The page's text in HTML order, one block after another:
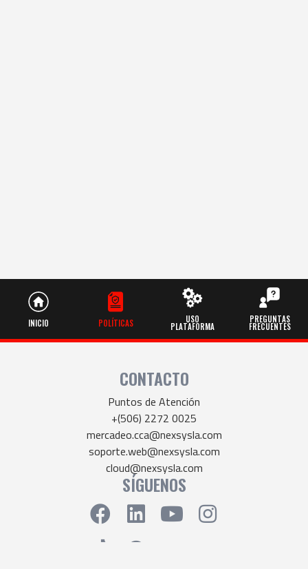
INICIO POLÍTICAS USO
PLATAFORMA
PREGUNTAS
FRECUENTES
CONTACTO
Puntos de Atención
+(506) 2272 0025
mercadeo.cca@nexsysla.com
soporte.web@nexsysla.com
cloud@nexsysla.com
SÍGUENOS